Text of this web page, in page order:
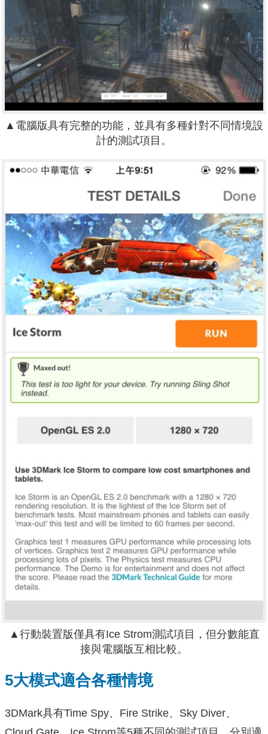
▲電腦版具有完整的功能，並具有多種針對不同情境設
計的測試項目。
▲行動裝置版僅具有Ice Strom測試項目，但分數能直
接與電腦版互相比較。
5大模式適合各種情境
3DMark具有Time Spy、Fire Strike、Sky Diver、